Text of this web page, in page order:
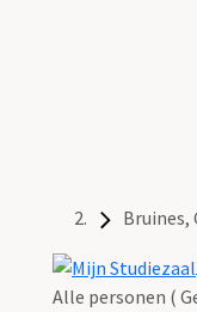
Bruines,
Alle personen (